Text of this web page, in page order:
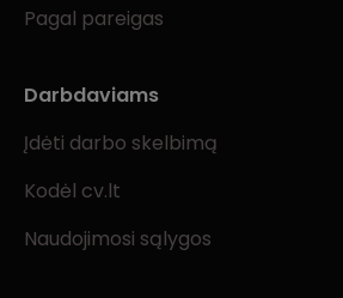
Pagal pareigas
Darbdaviams
Įdėti darbo skelbimą
Kodėl cv.lt
Naudojimosi sąlygos